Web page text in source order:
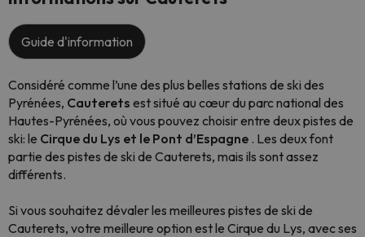
Guide d'information
Considéré comme l’une des plus belles stations de ski des
Pyrénées, Cauterets est situé au cœur du parc national des
Hautes-Pyrénées, où vous pouvez choisir entre deux pistes de
ski: le Cirque du Lys et le Pont d’Espagne . Les deux font
partie des pistes de ski de Cauterets, mais ils sont assez
différents.
Si vous souhaitez dévaler les meilleures pistes de ski de
Cauterets, votre meilleure option est le Cirque du Lys, avec ses